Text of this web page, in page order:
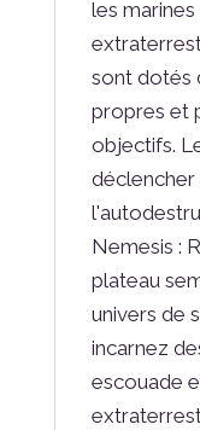
les
sont dotés
propres et
objectifs.
Nemesis :
plateau
univers de
incarnez
escouade